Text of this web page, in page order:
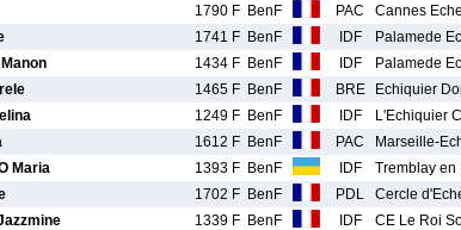
1790 F BenF PAC Cannes
1741 F BenF IDF Palamede
1434 F BenF IDF Palamede
1465 F BenF BRE Echiquier
1249 F BenF IDF L'Echiquier
1612 F BenF PAC Marseille-
Maria 1393 F BenF IDF Tremblay en
1702 F BenF PDL Cercle
1339 F BenF IDF CE Le Roi